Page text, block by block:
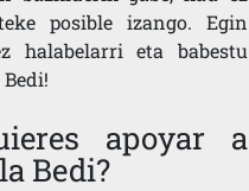
posible izango. Egin
halabelarri eta babestu
apoyar a
Bedi?